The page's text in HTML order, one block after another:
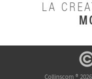
LA
Collinscom ®